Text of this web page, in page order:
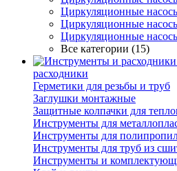
Циркуляционные
Циркуляционные
Циркуляционные
Все категории (15)
расходники
Герметики для резьбы и труб
Заглушки монтажные
Защитные колпачки для
Инструменты для
Инструменты для
Инструменты для труб из
Инструменты и